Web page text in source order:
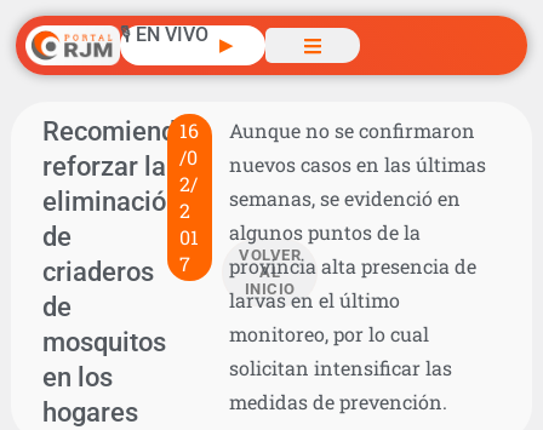
🎙️ EN VIVO ▶
Recomiendan
reforzar la
eliminación
de
criaderos
de
mosquitos
en los
hogares
16
/0
2/
2
01
7
VOLVER
AL
INICIO
Aunque no se confirmaron
nuevos casos en las últimas
semanas, se evidenció en
algunos puntos de la
provincia alta presencia de
larvas en el último
monitoreo, por lo cual
solicitan intensificar las
medidas de prevención.